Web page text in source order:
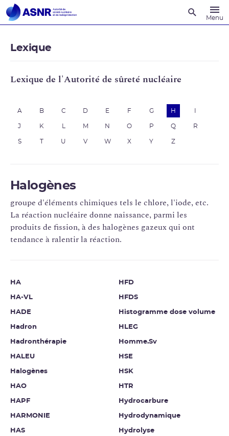
Menu
Lexique
Lexique de l'Autorité de sûreté nucléaire
A B C D E F G H
J K M N O P Q R
S U V W X Y Z
Halogènes
groupe d'éléments chimiques tels le chlore, l'iode, etc.
La réaction nucléaire donne naissance, parmi les
produits de fission, à des halogènes gazeux qui ont
tendance à ralentir la réaction.
HA
HA-VL
HADE
Hadron
Hadronthérapie
HALEU
Halogènes
HAO
HAPF
HARMONIE
HAS
HFD
HFDS
Histogramme dose volume
HLEG
Homme.Sv
HSE
HSK
HTR
Hydrocarbure
Hydrodynamique
Hydrolyse